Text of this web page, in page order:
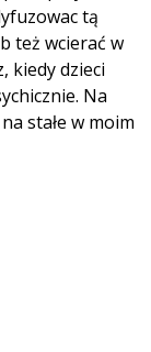
tą
też wcierać w
kiedy dzieci
Na
stałe w moim